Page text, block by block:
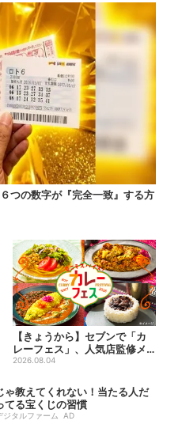
つの数字が『完全一致』する方
【きょうから】セブンで「カ
レーフェス」、人気店監修メ
ニューなど全15品！お得な
2026.08.04
ゃ教えてくれない！当たる人だ
てる宝くじの習慣
ジタルファーム AD